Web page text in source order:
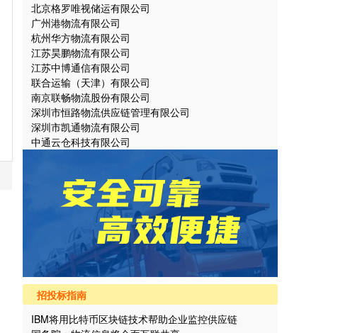
北京格罗唯视储运有限公司
广州港物流有限公司
杭州华方物流有限公司
江苏昊鹏物流有限公司
江苏中博通信有限公司
联合运输（天津）有限公司
南京联畅物流股份有限公司
深圳市恒路物流供应链管理有限公司
深圳市凯通物流有限公司
中通云仓科技有限公司
招投标指南
IBM将用比特币区块链技术帮助企业监控供应链